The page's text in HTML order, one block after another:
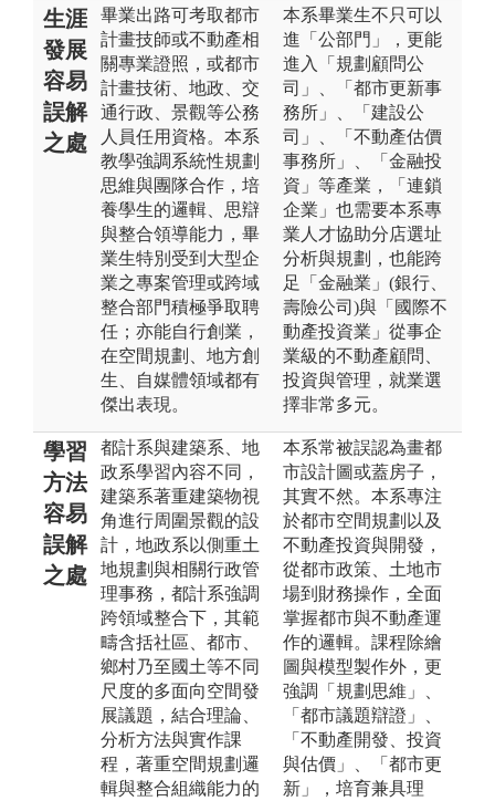
生涯
發展
容易
誤解
之處
畢業出路可考取都市
計畫技師或不動產相
關專業證照，或都市
計畫技術、地政、交
通行政、景觀等公務
人員任用資格。本系
教學強調系統性規劃
思維與團隊合作，培
養學生的邏輯、思辯
與整合領導能力，畢
業生特別受到大型企
業之專案管理或跨域
整合部門積極爭取聘
任；亦能自行創業，
在空間規劃、地方創
生、自媒體領域都有
傑出表現。
本系畢業生不只可以
進「公部門」，更能
進入「規劃顧問公
司」、「都市更新事
務所」、「建設公
司」、「不動產估價
事務所」、「金融投
資」等產業，「連鎖
企業」也需要本系專
業人才協助分店選址
分析與規劃，也能跨
足「金融業」(銀行、
壽險公司)與「國際不
動產投資業」從事企
業級的不動產顧問、
投資與管理，就業選
擇非常多元。
學習
方法
容易
誤解
之處
都計系與建築系、地
政系學習內容不同，
建築系著重建築物視
角進行周圍景觀的設
計，地政系以側重土
地規劃與相關行政管
理事務，都計系強調
跨領域整合下，其範
疇含括社區、都市、
鄉村乃至國土等不同
尺度的多面向空間發
展議題，結合理論、
分析方法與實作課
程，著重空間規劃邏
輯與整合組織能力的
本系常被誤認為畫都
市設計圖或蓋房子，
其實不然。本系專注
於都市空間規劃以及
不動產投資與開發，
從都市政策、土地市
場到財務操作，全面
掌握都市與不動產運
作的邏輯。課程除繪
圖與模型製作外，更
強調「規劃思維」、
「都市議題辯證」、
「不動產開發、投資
與估價」、「都市更
新」，培育兼具理